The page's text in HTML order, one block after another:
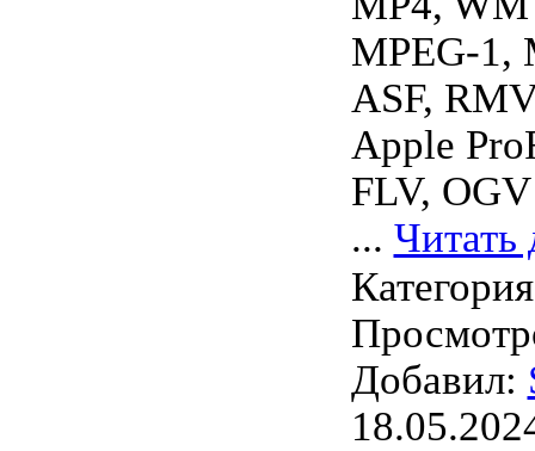
MPEG-1,
ASF,
Apple
FLV,
... Читать
Добавил: